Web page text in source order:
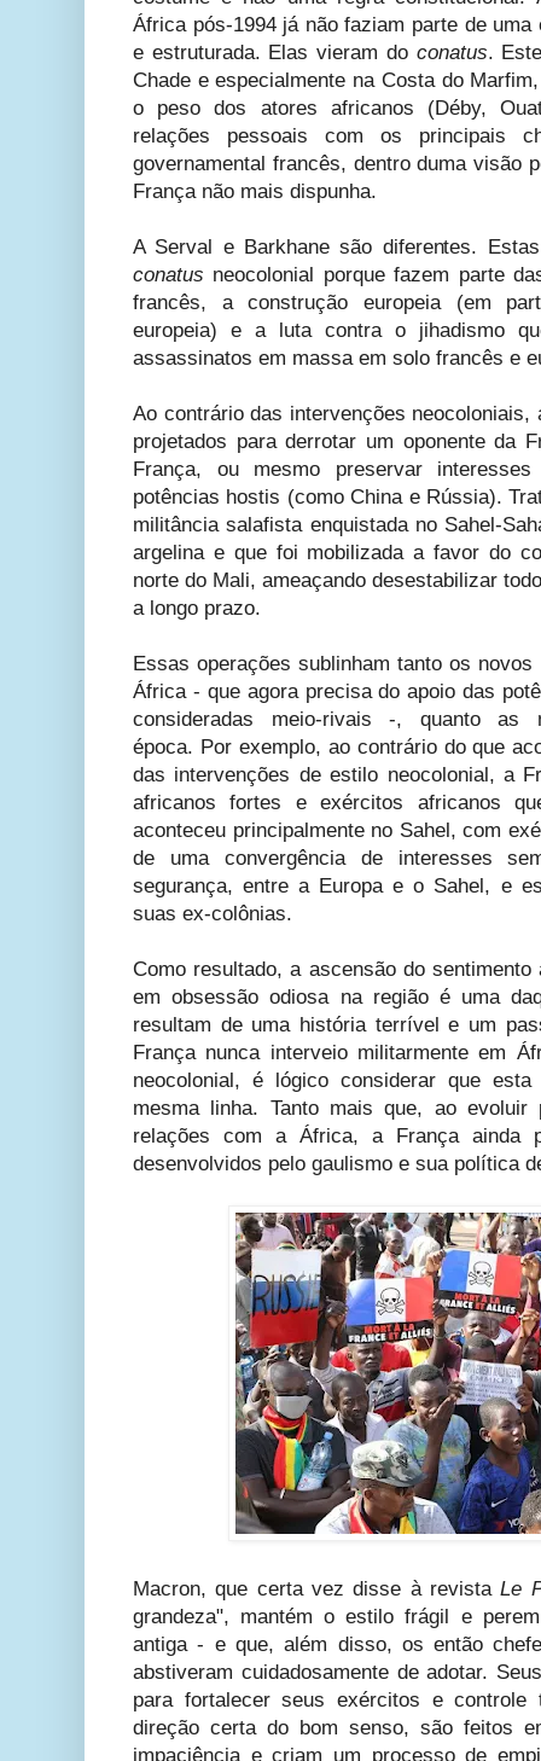
África pós-1994 já não faziam parte de
e estruturada. Elas vieram do conatus.
Chade e especialmente na Costa do
o peso dos atores africanos (Déby,
relações pessoais com os principais
governamental francês, dentro duma visão
França não mais dispunha.
A Serval e Barkhane são diferentes.
conatus neocolonial porque fazem parte
francês, a construção europeia (em
europeia) e a luta contra o jihadismo
assassinatos em massa em solo francês e
Ao contrário das intervenções
projetados para derrotar um oponente da
França, ou mesmo preservar
potências hostis (como China e Rússia).
militância salafista enquistada no Sahel-
argelina e que foi mobilizada a favor do
norte do Mali, ameaçando desestabilizar
a longo prazo.
Essas operações sublinham tanto os
África - que agora precisa do apoio das
consideradas meio-rivais -, quanto as
época. Por exemplo, ao contrário do que
das intervenções de estilo neocolonial, a
africanos fortes e exércitos africanos
aconteceu principalmente no Sahel, com
de uma convergência de interesses
segurança, entre a Europa e o Sahel, e
suas ex-colônias.
Como resultado, a ascensão do
em obsessão odiosa na região é uma
resultam de uma história terrível e um
França nunca interveio militarmente em
neocolonial, é lógico considerar que
mesma linha. Tanto mais que, ao
relações com a África, a França ainda
desenvolvidos pelo gaulismo e sua política
Macron, que certa vez disse à revistaLe
grandeza", mantém o estilo frágil e
antiga - e que, além disso, os então
abstiveram cuidadosamente de adotar.
para fortalecer seus exércitos e controle
direção certa do bom senso, são feitos
impaciência e criam um processo de